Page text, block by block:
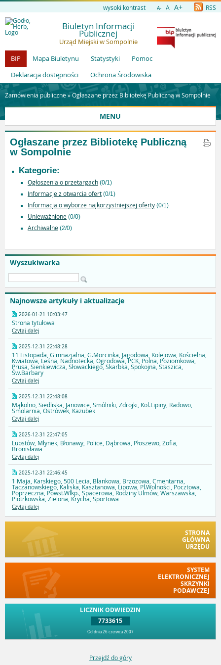
wysoki kontrast A- A A+ RSS
Biuletyn Informacji
Publicznej
Urząd Miejski w Sompolnie
BIP
Mapa Biuletynu Statystyki
Pomoc
Deklaracja dostępności
Ochrona Środowiska
Zamówienia publiczne »Ogłaszane przez Bibliotekę Publiczną w Sompolnie
MENU
Wyszukiwarka
Najnowsze artykuły i aktualizacje
2026-01-21 10:03:47
Strona tytułowa
Czytaj dalej
2025-12-31 22:48:28
11 Listopada, Gimnazjalna, G.Morcinka, Jagodowa, Kolejowa, Kościelna,
Kwiatowa, Leśna, Nadnotecka, Ogrodowa, PCK, Polna, Poziomkowa,
Prusa, Sienkiewicza, Słowackiego, Skarbka, Spokojna, Staszica,
Św.Barbary
Czytaj dalej
2025-12-31 22:48:08
Mąkolno, Siedliska, Janowice, Smólniki, Zdrojki, Kol.Lipiny, Radowo,
Smolarnia, Ostrówek, Kazubek
Czytaj dalej
2025-12-31 22:47:05
Lubstów, Młynek, Błonawy, Police, Dąbrowa, Płoszewo, Zofia,
Bronisława
Czytaj dalej
2025-12-31 22:46:45
1 Maja, Karskiego, 500 Lecia, Błankowa, Brzozowa, Cmentarna,
Taczanowskiego, Kaliska, Kasztanowa, Lipowa, Pl.Wolności, Pocztowa,
Poprzeczna, Powst.Wlkp., Spacerowa, Rodziny Ulmów, Warszawska,
Piotrkowska, Zielona, Krycha, Sportowa
Czytaj dalej
STRONA
GŁÓWNA
URZĘDU
SYSTEM
ELEKTRONICZNEJ
SKRZYNKI
PODAWCZEJ
LICZNIK ODWIEDZIN
7733615
Od dnia 26 czerwca 2007
Ogłaszane przez Bibliotekę Publiczną
w Sompolnie
Kategorie:
Ogłoszenia o przetargach (0/1)
Informacje z otwarcia ofert (0/1)
Informacja o wyborze najkorzystniejszej oferty (0/1)
Unieważnione (0/0)
Archiwalne (2/0)
Przejdź do góry